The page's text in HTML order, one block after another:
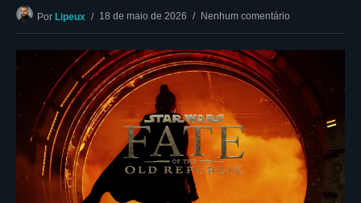
Por Lipeux 18 de maio de 2026 Nenhum comentário